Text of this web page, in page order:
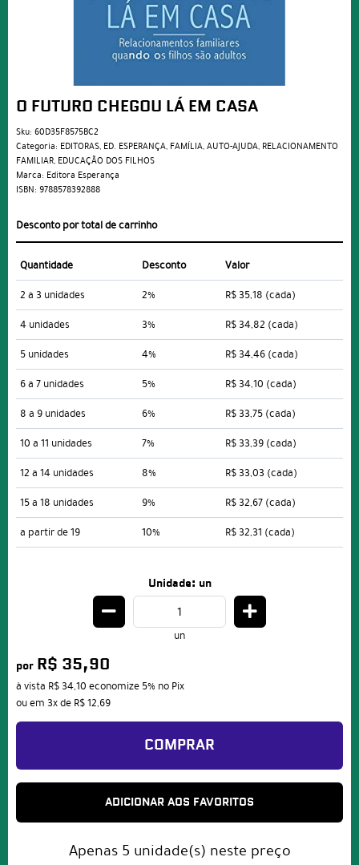
O FUTURO CHEGOU LÁ EM CASA
Sku: 60D35F8575BC2
Categoria: EDITORAS, ED. ESPERANÇA, FAMÍLIA,AUTO-AJUDA, RELACIONAMENTO
FAMILIAR, EDUCAÇÃO DOS FILHOS
Marca: Editora Esperança
ISBN: 9788578392888
Desconto por total de carrinho
Quantidade Desconto
Valor
2 a 3 unidades
2% R$ 35,18 (cada)
4 unidades
3% R$ 34,82 (cada)
5 unidades
4% R$ 34,46 (cada)
6 a 7 unidades
5% R$ 34,10 (cada)
8 a 9 unidades
6% R$ 33,75 (cada)
10 a 11 unidades
7% R$ 33,39 (cada)
12 a 14 unidades
8% R$ 33,03 (cada)
15 a 18 unidades
9% R$ 32,67 (cada)
a partir de 19
10% R$ 32,31 (cada)
Unidade: un
un
por R$ 35,90
à vista R$ 34,10 economize 5% no Pix
ou em 3xde R$ 12,69
COMPRAR
ADICIONAR AOS FAVORITOS
Apenas 5 unidade(s) neste preço